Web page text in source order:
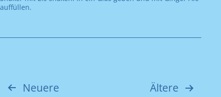
auffüllen.
Seitennummerierung
Neuere Ältere